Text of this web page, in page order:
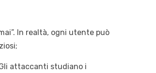
In realtà, ogni utente può
attaccanti studiano i